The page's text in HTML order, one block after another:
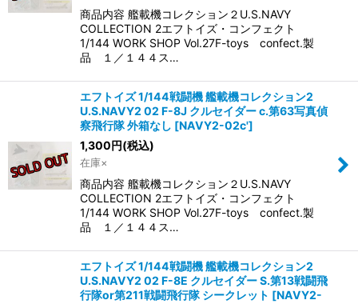
商品内容 艦載機コレクション２U.S.NAVY
COLLECTION 2エフトイズ・コンフェクト
1/144 WORK SHOP Vol.27F-toys confect.製
品 １／１４４ス…
エフトイズ 1/144戦闘機 艦載機コレクション2
U.S.NAVY2 02 F-8J クルセイダー c.第63写真偵
察飛行隊 外箱なし [NAVY2-02c']
1,300円(税込)
在庫×
商品内容 艦載機コレクション２U.S.NAVY
COLLECTION 2エフトイズ・コンフェクト
1/144 WORK SHOP Vol.27F-toys confect.製
品 １／１４４ス…
エフトイズ 1/144戦闘機 艦載機コレクション2
U.S.NAVY2 02 F-8E クルセイダー S.第13戦闘飛
行隊or第211戦闘飛行隊 シークレット [NAVY2-